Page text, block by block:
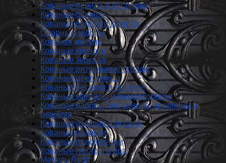
Кованые перила и лестницы
Кованые фонари
Кованые ворота и калитки
Сварные заборы
Кованая мебель
Кованые кровати
Кованые зеркала
Кованые ритуальные ограды
Кованые цветочницы
Кованые беседки и мостики
Кованые мангалы и дымосборники
Кованые наборы для камина, дровницы и
решётки
Кованые изделия для сада
Кованые подарки
Кованые подсвечники
Кованые люстры и бра
Мебель Лофт